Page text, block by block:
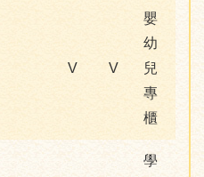
V V
嬰
幼
兒
專
櫃
學